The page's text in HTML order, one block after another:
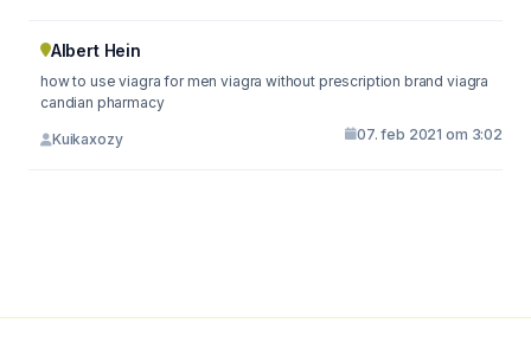
Albert Hein
how to use viagra for men viagra without prescription brand viagra
candian pharmacy
Kuikaxozy 07. feb 2021 om 3:02